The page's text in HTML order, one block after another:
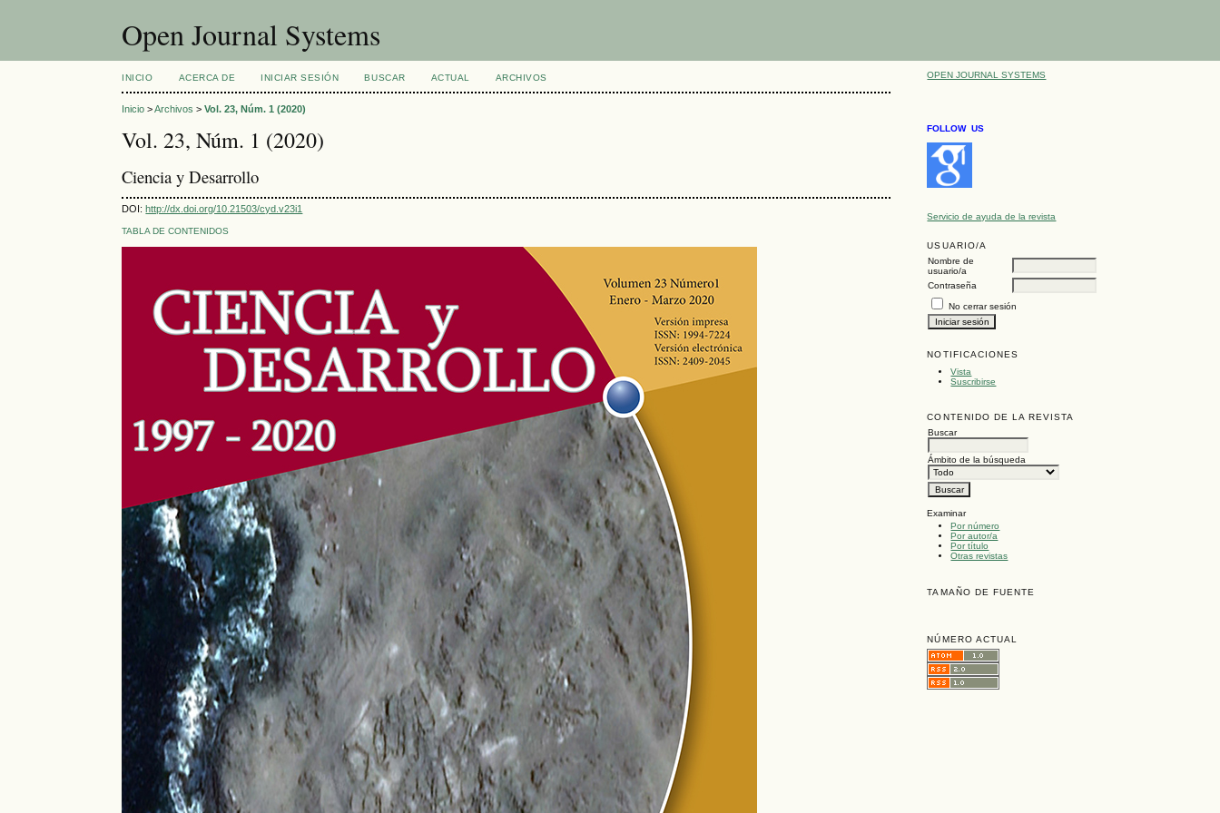
Open Journal Systems
OPEN JOURNAL SYSTEMS
FOLLOW US
Servicio de ayuda de la revista
USUARIO/A
Nombre de
usuario/a
Contraseña
No cerrar sesión
NOTIFICACIONES
Vista
Suscribirse
CONTENIDO DE LA REVISTA
Buscar
Ámbito de la búsqueda
Examinar
Por número
Por autor/a
Por título
Otras revistas
TAMAÑO DE FUENTE
NÚMERO ACTUAL
INICIO ACERCA DE INICIAR SESIÓN BUSCAR ACTUAL ARCHIVOS
Inicio >Archivos >Vol. 23, Núm. 1 (2020)
Vol. 23, Núm. 1 (2020)
Ciencia y Desarrollo
DOI:http://dx.doi.org/10.21503/cyd.v23i1
TABLA DE CONTENIDOS